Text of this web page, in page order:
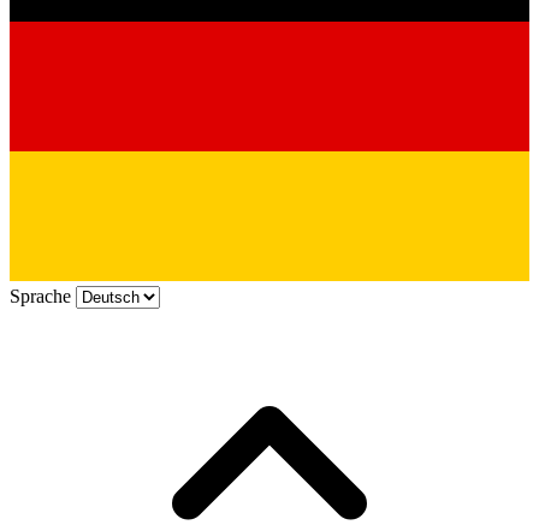
Sprache